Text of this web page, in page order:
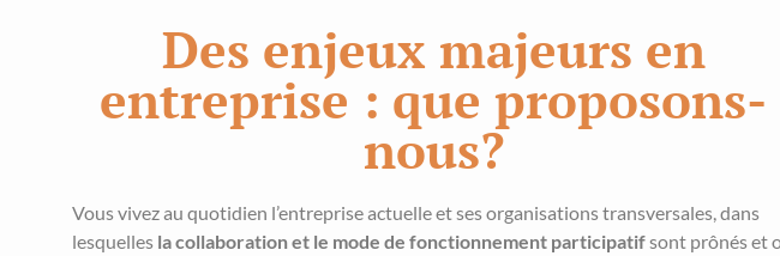
Des enjeux majeurs en
entreprise : que proposons-
nous?
Vous vivez au quotidien l’entreprise actuelle et ses organisations transversales, dans
lesquelles la collaboration et le mode de fonctionnement participatifsont prônés et